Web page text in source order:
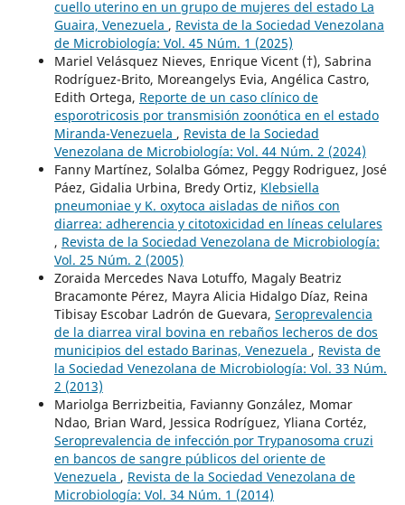
cuello uterino en un grupo de mujeres del estado La
Guaira, Venezuela , Revista de la Sociedad Venezolana
de Microbiología: Vol. 45 Núm. 1 (2025)
Mariel Velásquez Nieves, Enrique Vicent (†), Sabrina
Rodríguez-Brito, Moreangelys Evia, Angélica Castro,
Edith Ortega, Reporte de un caso clínico de
esporotricosis por transmisión zoonótica en el estado
Miranda-Venezuela , Revista de la Sociedad
Venezolana de Microbiología: Vol. 44 Núm. 2 (2024)
Fanny Martínez, Solalba Gómez, Peggy Rodriguez, José
Páez, Gidalia Urbina, Bredy Ortiz, Klebsiella
pneumoniae y K. oxytoca aisladas de niños con
diarrea: adherencia y citotoxicidad en líneas celulares
, Revista de la Sociedad Venezolana de Microbiología:
Vol. 25 Núm. 2 (2005)
Zoraida Mercedes Nava Lotuffo, Magaly Beatriz
Bracamonte Pérez, Mayra Alicia Hidalgo Díaz, Reina
Tibisay Escobar Ladrón de Guevara, Seroprevalencia
de la diarrea viral bovina en rebaños lecheros de dos
municipios del estado Barinas, Venezuela , Revista de
la Sociedad Venezolana de Microbiología: Vol. 33 Núm.
2 (2013)
Mariolga Berrizbeitia, Favianny González, Momar
Ndao, Brian Ward, Jessica Rodríguez, Yliana Cortéz,
Seroprevalencia de infección por Trypanosoma cruzi
en bancos de sangre públicos del oriente de
Venezuela , Revista de la Sociedad Venezolana de
Microbiología: Vol. 34 Núm. 1 (2014)